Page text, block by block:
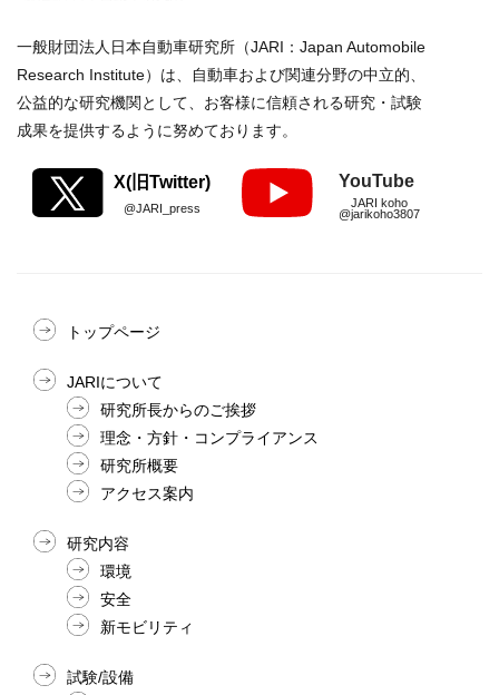
一般財団法人日本自動車研究所（JARI：Japan Automobile
Research Institute）は、自動車および関連分野の中立的、
公益的な研究機関として、お客様に信頼される研究・試験
成果を提供するように努めております。
X(旧Twitter)
@JARI_press
YouTube
JARI koho
@jarikoho3807
トップページ
JARIについて
研究所長からのご挨拶
理念・方針・コンプライアンス
研究所概要
アクセス案内
研究内容
環境
安全
新モビリティ
試験/設備